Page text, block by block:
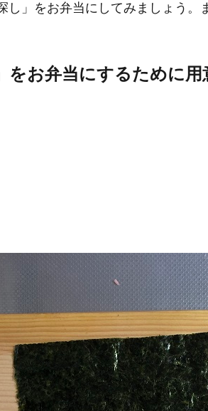
」をお弁当にしてみましょう。
をお弁当にするために